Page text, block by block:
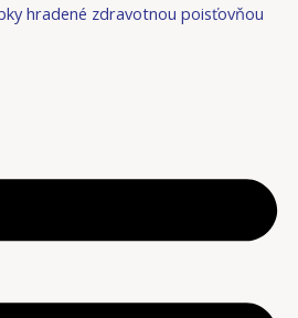
hradené zdravotnou poisťovňou